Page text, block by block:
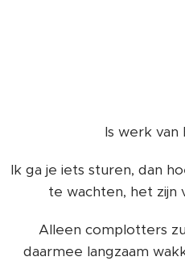
Is werk
Ik ga je iets sturen, dan
te wachten, het zijn
Alleen complotters
daarmee langzaam